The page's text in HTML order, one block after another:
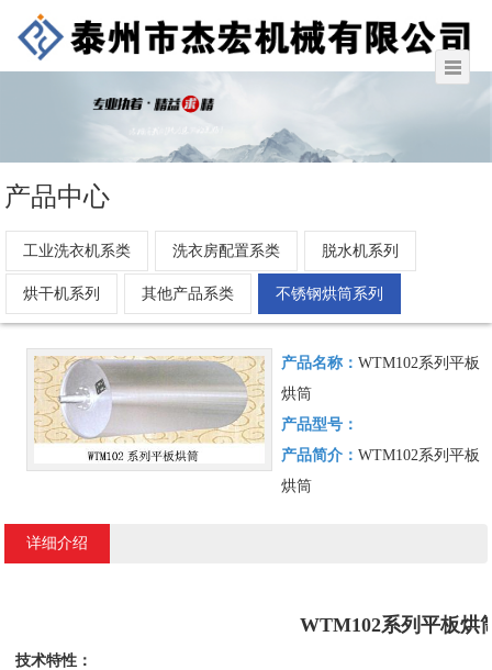
产品中心
工业洗衣机系类 洗衣房配置系类 脱水机系列
烘干机系列 其他产品系类 不锈钢烘筒系列
产品名称：WTM102系列平板
烘筒
产品型号：
产品简介：WTM102系列平板
烘筒
详细介绍
WTM102系列平板烘
技术特性：